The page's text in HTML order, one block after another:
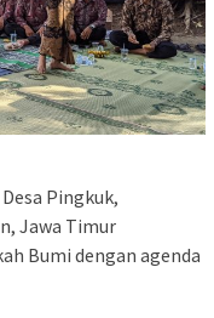
Pingkuk,
Jawa Timur
Bumi dengan agenda